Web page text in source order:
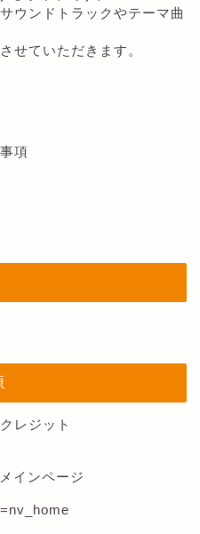
ウンドトラックやテーマ曲
せていただきます。
項
レジット
インページ